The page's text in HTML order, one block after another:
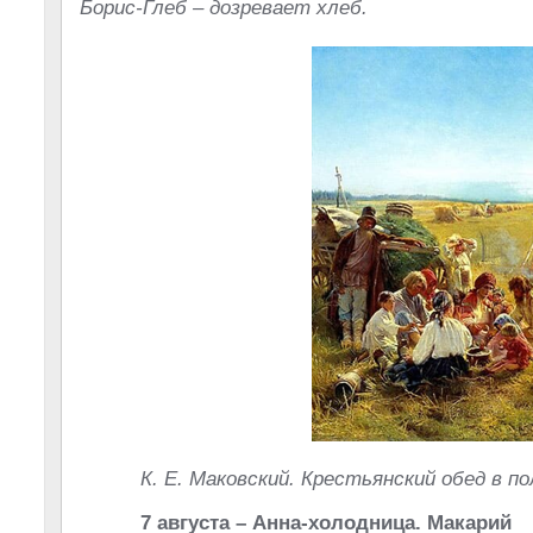
Борис-Глеб – дозревает хлеб.
К. Е. Маковский. Крестьянский обед в
7 августа – Анна-холодница. Макарий